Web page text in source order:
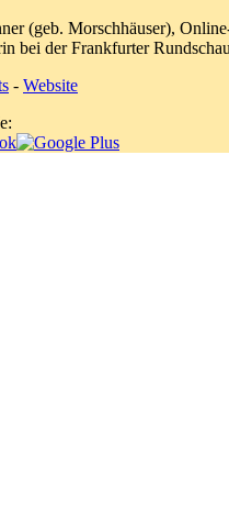
(geb. Morschhäuser),
bei der Frankfurter
- Website